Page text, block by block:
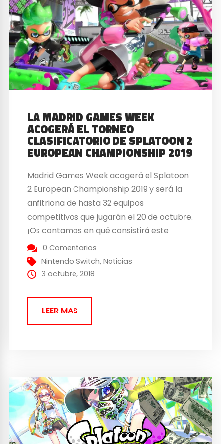
LA MADRID GAMES WEEK
ACOGERÁ EL TORNEO
CLASIFICATORIO DE SPLATOON 2
EUROPEAN CHAMPIONSHIP 2019
Madrid Games Week acogerá el Splatoon
2 European Championship 2019 y será la
anfitriona de hasta 32 equipos
competitivos que jugarán el 20 de octubre.
¡Os contamos en qué consistirá este
torneo! Splatoon 2 European
Championship 2019 – Una batalla muy
colorida ¡Las armas ya están listas! Desde
del torneo...
0 Comentarios
Nintendo Switch,Noticias
3 octubre, 2018
LEER MAS